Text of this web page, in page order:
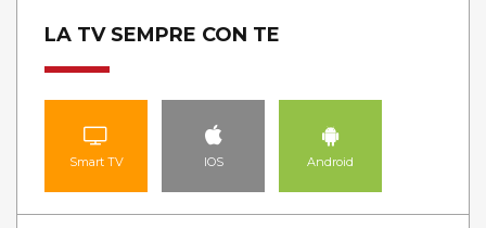
LA TV SEMPRE CON TE
Smart TV IOS Android